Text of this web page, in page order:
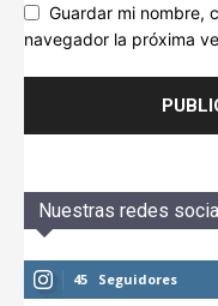
Guardar mi nombre,
navegador la próxima
Nuestras redes
45 Seguidores